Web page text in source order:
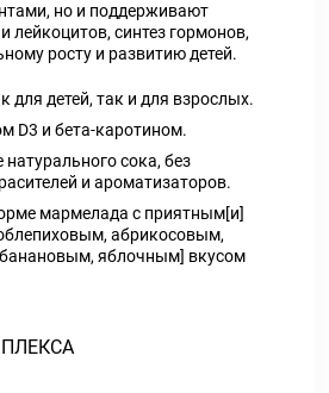
но и поддерживают
лейкоцитов, синтез гормонов,
росту и развитию детей.
для детей, так и для взрослых.
D3 и бета-каротином.
сока, без
и ароматизаторов.
мармелада с приятным[и]
абрикосовым,
яблочным] вкусом